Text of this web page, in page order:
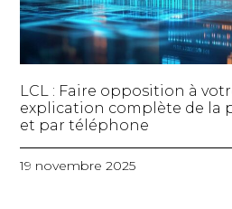
LCL : Faire opposition à
explication complète de la
et par téléphone
19 novembre 2025